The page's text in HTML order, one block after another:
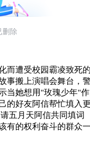
而遭受校园霸凌致死
事搬上演唱会舞台，
当她想用"玫瑰少年"
的好友阿信帮忙填入
五月天阿信共同填词
有的权利奋斗的群众